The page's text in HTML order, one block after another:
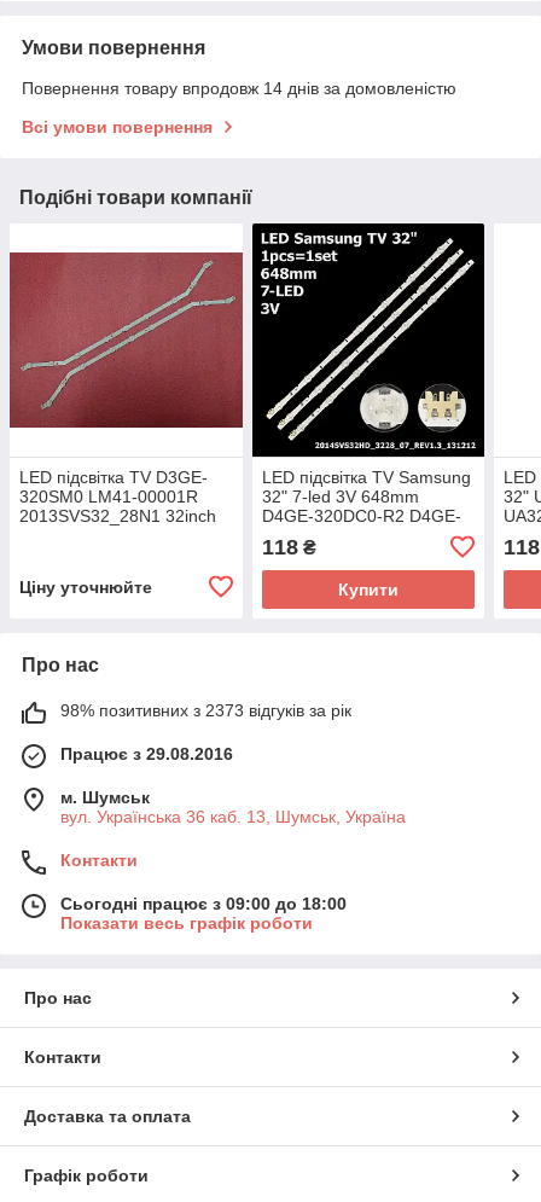
Умови повернення
Повернення товару впродовж 14 днів за домовленістю
Всі умови повернення
Подібні товари компанії
LED підсвітка TV D3GE-
320SM0 LM41-00001R
2013SVS32_28N1 32inch
Ціну уточнюйте
LED підсвітка TV Samsung
32" 7-led 3V 648mm
D4GE-320DC0-R2 D4GE-
320DC0-R3 2014SVS32HD
1шт.
118₴
Купити
LED
32"
118
Про нас
98% позитивних з 2373 відгуків за рік
Працює з 29.08.2016
м. Шумськ
вул. Українська 36 каб. 13, Шумськ, Україна
Контакти
Сьогодні працює з 09:00 до 18:00
Показати весь графік роботи
Про нас
Контакти
Доставка та оплата
Графік роботи